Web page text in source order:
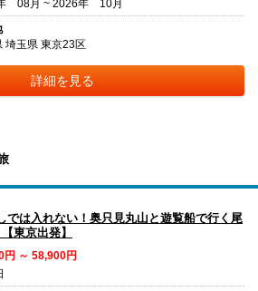
08月 ~ 2026年 10月
埼玉県 東京23区
詳細を見る
では入れない！奥只見丸山と遊覧船で行く尾
東京出発】
円 ～ 58,900円